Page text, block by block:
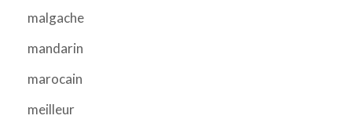
malgache
mandarin
marocain
meilleur